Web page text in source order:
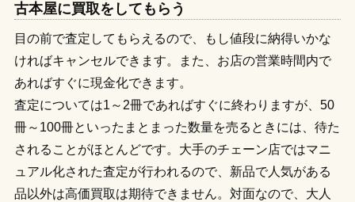
古本屋に買取をしてもらう
目の前で査定してもらえるので、もし値段に納得いかな
ければキャンセルできます。また、お店の営業時間内で
あればすぐに現金化できます。
査定については1～2冊であればすぐに終わりますが、50
冊～100冊といったまとまった数量を売るときには、待た
されることがほとんどです。大手のチェーン店ではマニ
ュアル化された査定が行われるので、新品で人気がある
品以外は高価買取は期待できません。対面なので、大人